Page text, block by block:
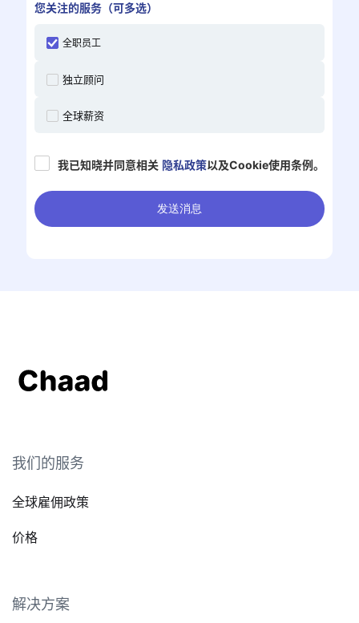
您关注的服务（可多选）
全职员工
独立顾问
全球薪资
我已知晓并同意相关 隐私政策以及Cookie使用条例。
我们的服务
全球雇佣政策
价格
解决方案